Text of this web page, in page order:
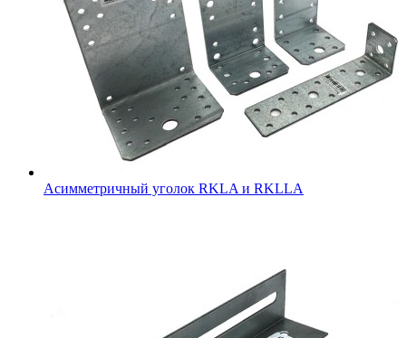
Асимметричный уголок RKLA и RKLLA